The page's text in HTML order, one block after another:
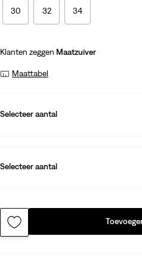
30 32 34
Klanten zeggen Maatzuiver
Maattabel
Selecteer aantal
Selecteer aantal